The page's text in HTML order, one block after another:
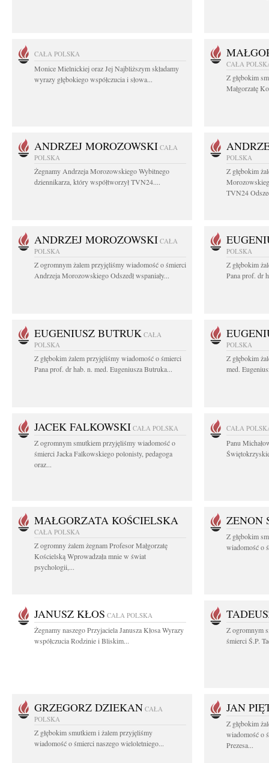
CAŁA POLSKA
Monice Mielnickiej oraz Jej Najbliższym składamy
wyrazy głębokiego współczucia i słowa...
CAŁA
Z głębokim
Małgorzatę
ANDRZEJ MOROZOWSKI CAŁA
POLSKA
Żegnamy Andrzeja Morozowskiego Wybitnego
dziennikarza, który współtworzył TVN24....
POLSKA
Z głębokim
TVN24
ANDRZEJ MOROZOWSKI CAŁA
POLSKA
Z ogromnym żalem przyjęliśmy wiadomość o śmierci
Andrzeja Morozowskiego Odszedł wspaniały...
POLSKA
Z głębokim
Pana prof. dr
EUGENIUSZ BUTRUK CAŁA
POLSKA
Z głębokim żalem przyjęliśmy wiadomość o śmierci
Pana prof. dr hab. n. med. Eugeniusza Butruka...
POLSKA
Z głębokim
med.
JACEK FALKOWSKI CAŁA POLSKA
Z ogromnym smutkiem przyjęliśmy wiadomość o
śmierci Jacka Falkowskiego polonisty, pedagoga
oraz...
CAŁA
Panu
MAŁGORZATA KOŚCIELSKA
CAŁA POLSKA
Z ogromny żalem żegnam Profesor Małgorzatę
Kościelską Wprowadzała mnie w świat
psychologii,...
ZENON
Z głębokim
wiadomość o
JANUSZ KŁOS CAŁA POLSKA
Żegnamy naszego Przyjaciela Janusza Kłosa Wyrazy
współczucia Rodzinie i Bliskim...
Z ogromnym
śmierci Ś.P.
GRZEGORZ DZIEKAN CAŁA
POLSKA
Z głębokim smutkiem i żalem przyjęliśmy
wiadomość o śmierci naszego wieloletniego...
JAN
Z głębokim
wiadomość o
Prezesa...